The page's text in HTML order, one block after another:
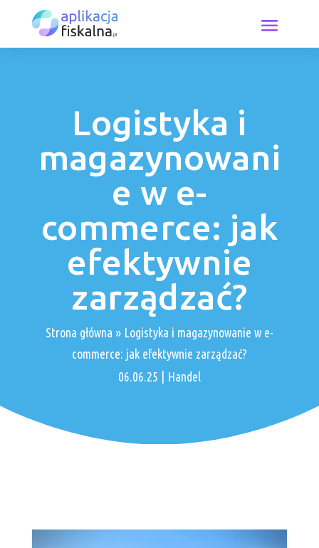
Logistyka i
magazynowani
e w e-
commerce: jak
efektywnie
zarządzać?
Strona główna » Logistyka i magazynowanie w e-
commerce: jak efektywnie zarządzać?
06.06.25
Handel